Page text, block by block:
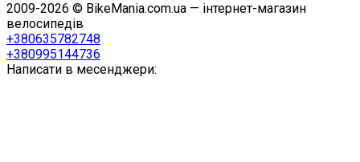
2009-2026 © BikeMania.com.ua — інтернет-магазин
велосипедів
+380635782748
+380995144736
Написати в месенджери: